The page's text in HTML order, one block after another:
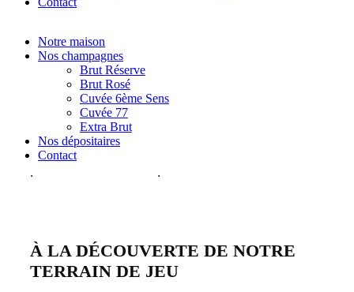
Notre maison
Nos champagnes
Brut Réserve
Brut Rosé
Cuvée 6ème Sens
Cuvée 77
Extra Brut
Nos dépositaires
Contact
NOTRE TERROIR EST NOTRE
RICHESSE
Champagne Humblot est né de cet attachement
À LA DÉCOUVERTE DE NOTRE
TERRAIN DE JEU